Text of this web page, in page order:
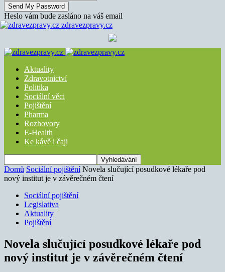
Heslo vám bude zasláno na váš email
zdravezpravy.cz
Aktuality
Zdravotnictví
Politika
Sociální věci
Pojištění
Pharma
Rozhovory
E-Health
Ke kávě i čaji
Domů Sociální pojištění Novela slučující posudkové lékaře pod
nový institut je v závěrečném čtení
Sociální pojištění
Legislativa
Aktuality
Pojištění
Novela slučující posudkové lékaře pod
nový institut je v závěrečném čtení